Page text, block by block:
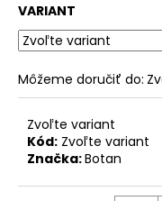
VARIANT
Môžeme doručiť do:
Zvoľte variant
Kód: Zvoľte variant
Značka:Botan
o
r
ú
č
a
m
e